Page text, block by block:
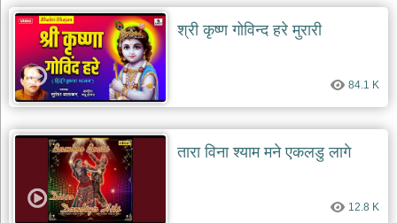
देश
भक्ति
भजन
patriotic
bhajans
खाटू
भजन
shaym
bhajans
श्री कृष्ण गोविन्द हरे मुरारी
84.1 K
तारा विना श्याम मने एकलडु लागे
12.8 K